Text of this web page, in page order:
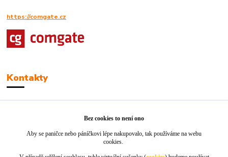
https://comgate.cz
Kontakty
info@jackie-shop.cz
Bez cookies to není ono
Aby se paničce nebo páníčkovi lépe nakupovalo, tak používáme na webu
cookies.